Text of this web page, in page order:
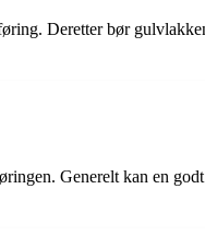
Deretter bør
Generelt kan en